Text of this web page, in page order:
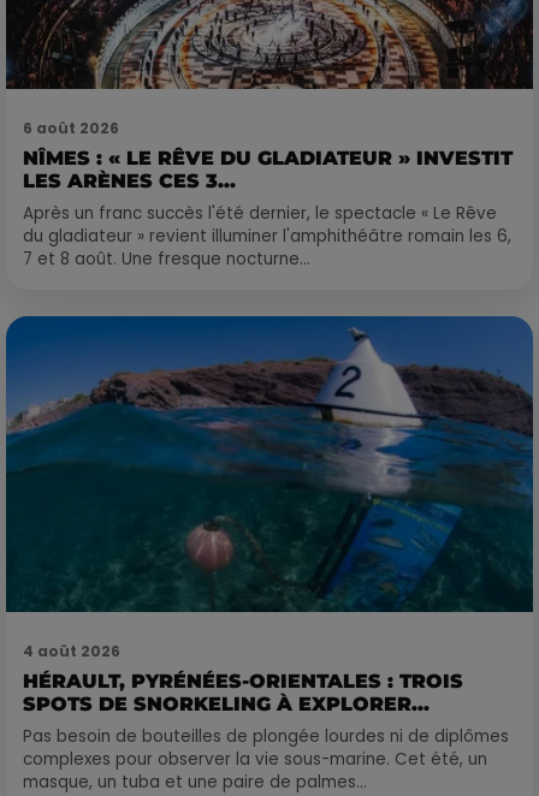
6 août 2026
NÎMES : « LE RÊVE DU GLADIATEUR » INVESTIT
LES ARÈNES CES 3...
Après un franc succès l'été dernier, le spectacle « Le Rêve
du gladiateur » revient illuminer l'amphithéâtre romain les 6,
7 et 8 août. Une fresque nocturne...
4 août 2026
HÉRAULT, PYRÉNÉES-ORIENTALES : TROIS
SPOTS DE SNORKELING À EXPLORER...
Pas besoin de bouteilles de plongée lourdes ni de diplômes
complexes pour observer la vie sous-marine. Cet été, un
masque, un tuba et une paire de palmes...